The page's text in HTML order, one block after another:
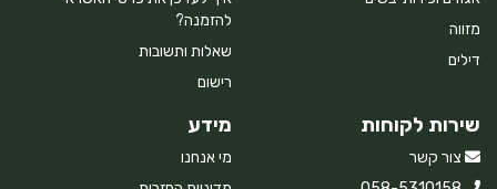
מזווה
דילים
להזמנה?
שאלות ותשובות
רישום
שירות לקוחות
צור קשר
מידע
מי אנחנו